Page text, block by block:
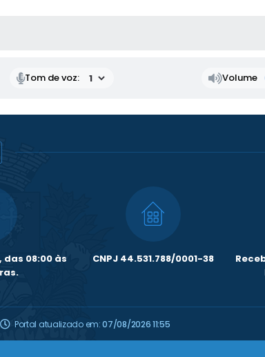
Tom de voz: Volume
das 08:00 às
CNPJ 44.531.788/0001-38
Portal atualizado em:07/08/2026 11:55